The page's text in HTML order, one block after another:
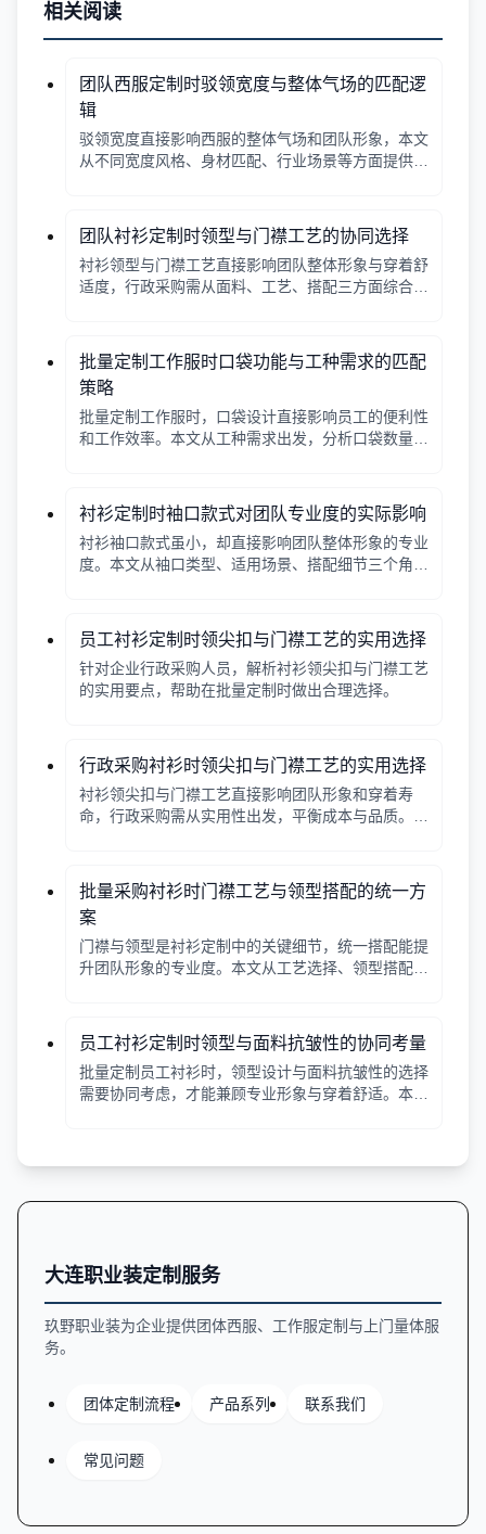
相关阅读
团队西服定制时驳领宽度与整体气场的匹配逻
辑
驳领宽度直接影响西服的整体气场和团队形象，本文
从不同宽度风格、身材匹配、行业场景等方面提供选
团队衬衫定制时领型与门襟工艺的协同选择
衬衫领型与门襟工艺直接影响团队整体形象与穿着舒
适度，行政采购需从面料、工艺、搭配三方面综合考
批量定制工作服时口袋功能与工种需求的匹配
策略
批量定制工作服时，口袋设计直接影响员工的便利性
和工作效率。本文从工种需求出发，分析口袋数量、
衬衫定制时袖口款式对团队专业度的实际影响
衬衫袖口款式虽小，却直接影响团队整体形象的专业
度。本文从袖口类型、适用场景、搭配细节三个角
员工衬衫定制时领尖扣与门襟工艺的实用选择
针对企业行政采购人员，解析衬衫领尖扣与门襟工艺
的实用要点，帮助在批量定制时做出合理选择。
行政采购衬衫时领尖扣与门襟工艺的实用选择
衬衫领尖扣与门襟工艺直接影响团队形象和穿着寿
命，行政采购需从实用性出发，平衡成本与品质。本
批量采购衬衫时门襟工艺与领型搭配的统一方
案
门襟与领型是衬衫定制中的关键细节，统一搭配能提
升团队形象的专业度。本文从工艺选择、领型搭配、
员工衬衫定制时领型与面料抗皱性的协同考量
批量定制员工衬衫时，领型设计与面料抗皱性的选择
需要协同考虑，才能兼顾专业形象与穿着舒适。本文
大连职业装定制服务
玖野职业装为企业提供团体西服、工作服定制与上门量体服
务。
团体定制流程 产品系列 联系我们
常见问题